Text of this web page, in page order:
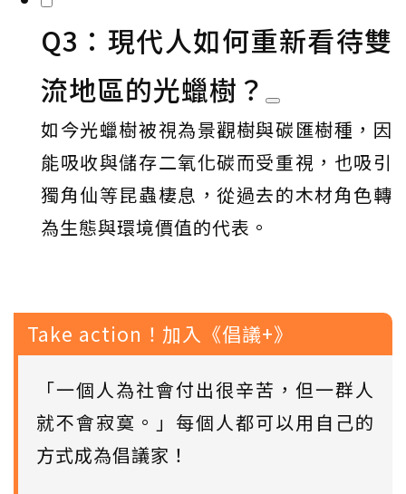
Q3：現代人如何重新看待雙
流地區的光蠟樹？
如今光蠟樹被視為景觀樹與碳匯樹種，因
能吸收與儲存二氧化碳而受重視，也吸引
獨角仙等昆蟲棲息，從過去的木材角色轉
為生態與環境價值的代表。
Take action！加入《倡議+》
「一個人為社會付出很辛苦，但一群人
就不會寂寞。」每個人都可以用自己的
方式成為倡議家！